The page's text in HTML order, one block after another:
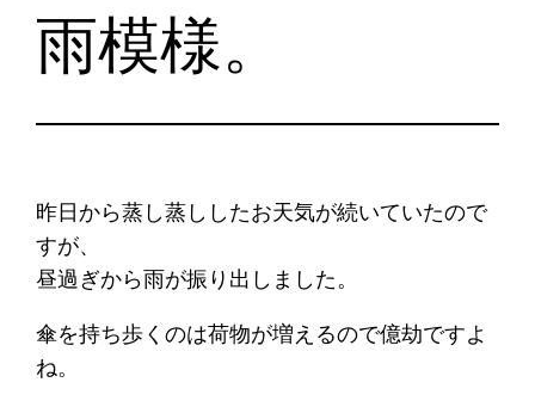
雨模様。
昨日から蒸し蒸ししたお天気が続いていたので
すが、
昼過ぎから雨が振り出しました。
傘を持ち歩くのは荷物が増えるので億劫ですよ
ね。